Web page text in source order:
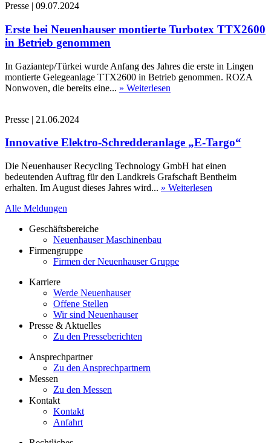
Presse | 09.07.2024
Erste bei Neuenhauser montierte Turbotex TTX2600
in Betrieb genommen
In Gaziantep/Türkei wurde Anfang des Jahres die erste in Lingen
montierte Gelegeanlage TTX2600 in Betrieb genommen. ROZA
Nonwoven, die bereits eine... » Weiterlesen
Presse | 21.06.2024
Innovative Elektro-Schredderanlage „E-Targo“
Die Neuenhauser Recycling Technology GmbH hat einen
bedeutenden Auftrag für den Landkreis Grafschaft Bentheim
erhalten. Im August dieses Jahres wird... » Weiterlesen
Alle Meldungen
Geschäftsbereiche
Neuenhauser Maschinenbau
Firmengruppe
Firmen der Neuenhauser Gruppe
Karriere
Werde Neuenhauser
Offene Stellen
Wir sind Neuenhauser
Presse & Aktuelles
Zu den Presseberichten
Ansprechpartner
Zu den Ansprechpartnern
Messen
Zu den Messen
Kontakt
Kontakt
Anfahrt